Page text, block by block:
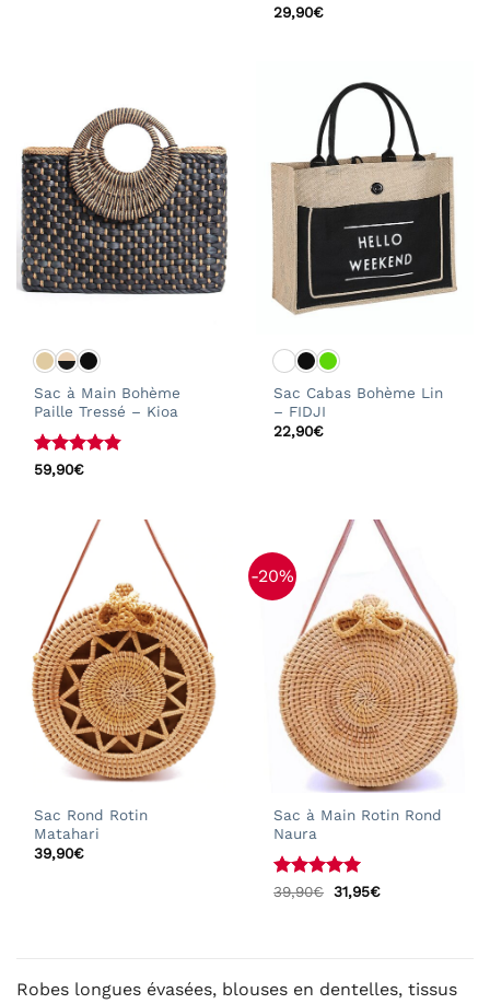
Note5
29,90€
Sac à Main Bohème
Paille Tressé – Kioa
Note4.83
59,90€
Sac Cabas Bohème Lin
– FIDJI
22,90€
Sac Rond Rotin
Matahari
39,90€
-20%
Sac à Main Rotin Rond
Naura
Note5 sur
39,90€ Le
prix
31,95€Le
Robes longues évasées, blouses en dentelles, tissus